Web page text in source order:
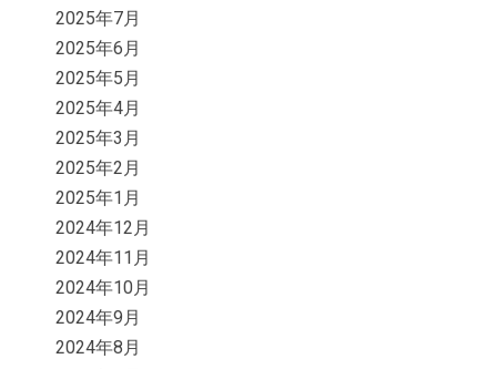
2025年7月
2025年6月
2025年5月
2025年4月
2025年3月
2025年2月
2025年1月
2024年12月
2024年11月
2024年10月
2024年9月
2024年8月